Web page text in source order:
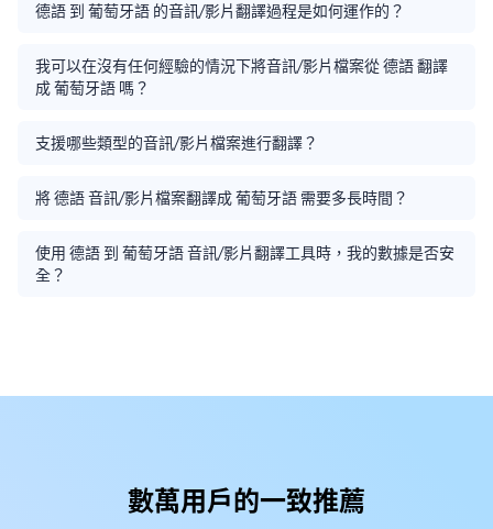
德語 到 葡萄牙語 的音訊/影片翻譯過程是如何運作的？
我可以在沒有任何經驗的情況下將音訊/影片檔案從 德語 翻譯
成 葡萄牙語 嗎？
支援哪些類型的音訊/影片檔案進行翻譯？
將 德語 音訊/影片檔案翻譯成 葡萄牙語 需要多長時間？
使用 德語 到 葡萄牙語 音訊/影片翻譯工具時，我的數據是否安
全？
數萬用戶的一致推薦